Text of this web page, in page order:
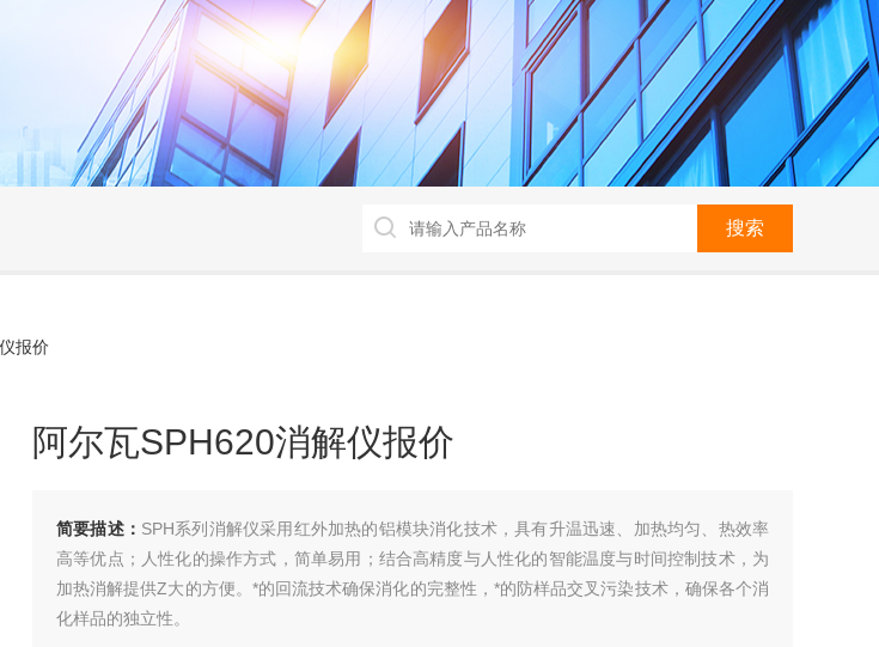
报价
阿尔瓦SPH620消解仪报价
简要描述： SPH系列消解仪采用红外加热的铝模块消化技术，具有升温迅速、加热均匀、热效率
高等优点；人性化的操作方式，简单易用；结合高精度与人性化的智能温度与时间控制技术，为
加热消解提供Z大的方便。*的回流技术确保消化的完整性，*的防样品交叉污染技术，确保各个消
化样品的独立性。